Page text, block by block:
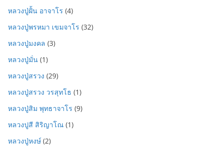
หลวงปู่ฝั้น อาจาโร (4)
หลวงปู่พรหมา เขมจาโร (32)
หลวงปู่มงคล (3)
หลวงปู่มั่น (1)
หลวงปู่สรวง (29)
หลวงปู่สรวง วรสุทโธ (1)
หลวงปู่สิม พุทธาจาโร (9)
หลวงปูสี สิริญาโณ (1)
หลวงปู่หงษ์ (2)